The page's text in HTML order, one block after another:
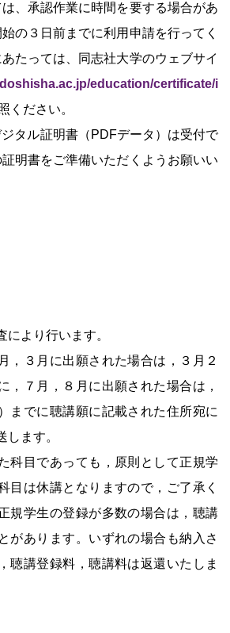
、承認作業に時間を要する場合があ
の３日前までに利用申請を行ってく
たっては、同志社大学のウェブサイ
education/certificate/i
ください。
ジタル証明書（PDFデータ）は受付で
明書をご準備いただくようお願いい
により行います。
，３月に出願された場合は，３月２
，７月，８月に出願された場合は，
までに聴講願に記載された住所宛に
します。
科目であっても，原則として正規学
目は休講となりますので，ご了承く
規学生の登録が多数の場合は，聴講
があります。いずれの場合も納入さ
聴講登録料，聴講料は返還いたしま